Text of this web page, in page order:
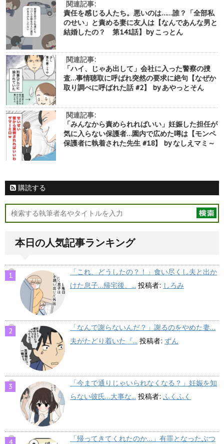
関連記事:
責任を感じる人たち。悪いのは……誰？「全部私
のせい」と責める妻に友人は【なんであんな男と
結婚したの？ 第141話】by こっとん
関連記事:
「ハイ、じゃあ出して」会社に入った警察の捜
査…事情聴取に呼ばれ突然の要求に絶句【なぜか
取り調べに呼ばれた話 #2】 by あやっとそん
関連記事:
「みんなから責められればいい」妊娠した担任が
気に入らない保護者…園内で広めた噂は【モンペ
保護者に執着された先生 #18】 by なしえマミ～
購読する
本日の人気記事ランキング
「これ、どうしたの？！」食い尽くし夫と出か
けた息子…帰宅後、... 投稿者: しろみ
「なんで謝らないんだ？」謝るのをやめた妻…
夫がたどり着いた『... 投稿者: ずん
「今まで通りじゃいられなくなる？」妊娠を知
らない彼氏…大事な... 投稿者: ふくふく
「帰ってきてくれたのか…」有罪となったぶつ